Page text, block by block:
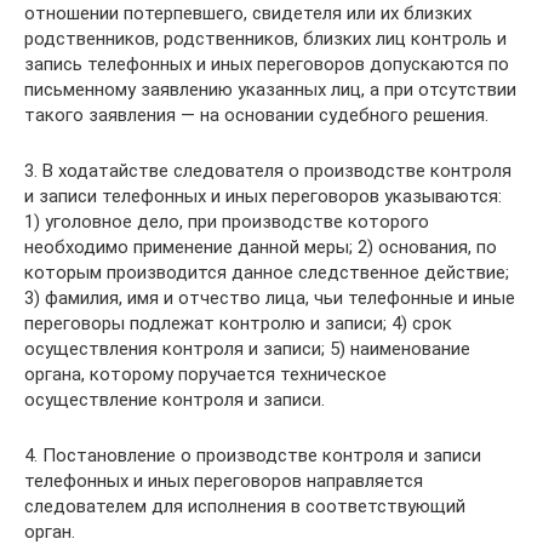
отношении потерпевшего, свидетеля или их близких
родственников, родственников, близких лиц контроль и
запись телефонных и иных переговоров допускаются по
письменному заявлению указанных лиц, а при отсутствии
такого заявления — на основании судебного решения.
3. В ходатайстве следователя о производстве контроля
и записи телефонных и иных переговоров указываются:
1) уголовное дело, при производстве которого
необходимо применение данной меры; 2) основания, по
которым производится данное следственное действие;
3) фамилия, имя и отчество лица, чьи телефонные и иные
переговоры подлежат контролю и записи; 4) срок
осуществления контроля и записи; 5) наименование
органа, которому поручается техническое
осуществление контроля и записи.
4. Постановление о производстве контроля и записи
телефонных и иных переговоров направляется
следователем для исполнения в соответствующий
орган.